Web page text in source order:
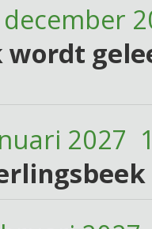
wordt
2027